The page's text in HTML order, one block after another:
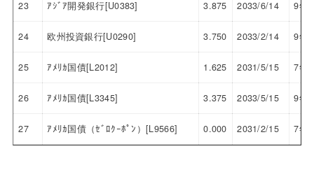
23 ｱｼﾞｱ開発銀行[U0383] 3.875 2033/6/14 9年
24 欧州投資銀行[U0290] 3.750 2033/2/14 9年
25 ｱﾒﾘｶ国債[L2012] 1.625 2031/5/15 7年
26 ｱﾒﾘｶ国債[L3345] 3.375 2033/5/15 9年
27 ｱﾒﾘｶ国債（ｾﾞﾛｸｰﾎﾟﾝ）[L9566] 0.000 2031/2/15 7年